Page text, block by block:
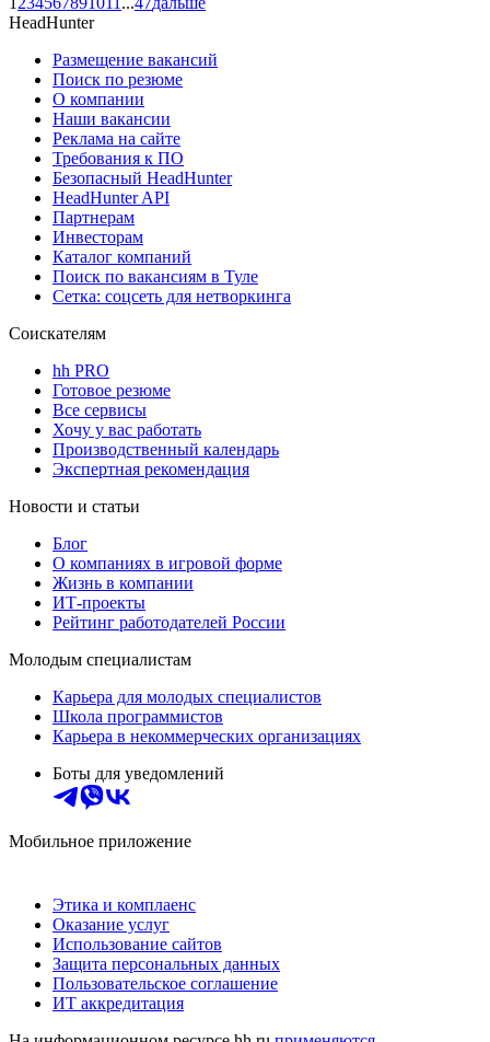
HeadHunter
Размещение вакансий
Поиск по резюме
О компании
Наши вакансии
Реклама на сайте
Требования к ПО
Безопасный HeadHunter
HeadHunter API
Партнерам
Инвесторам
Каталог компаний
Поиск по вакансиям в Туле
Сетка: соцсеть для нетворкинга
Соискателям
hh PRO
Готовое резюме
Все сервисы
Хочу у вас работать
Производственный календарь
Экспертная рекомендация
Новости и статьи
Блог
О компаниях в игровой форме
Жизнь в компании
ИТ-проекты
Рейтинг работодателей России
Молодым специалистам
Карьера для молодых специалистов
Школа программистов
Карьера в некоммерческих организациях
Боты для уведомлений
Мобильное приложение
Этика и комплаенс
Оказание услуг
Использование сайтов
Защита персональных данных
Пользовательское соглашение
ИТ аккредитация